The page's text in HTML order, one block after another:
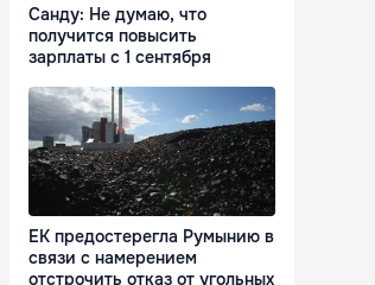
Санду: Не думаю, что
получится повысить
зарплаты с 1 сентября
ЕК предостерегла Румынию в
связи с намерением
отстрочить отказ от угольных